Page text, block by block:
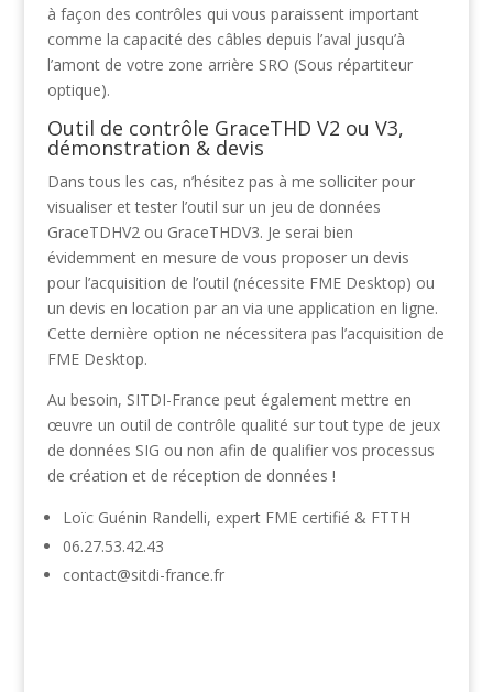
à façon des contrôles qui vous paraissent important
comme la capacité des câbles depuis l’aval jusqu’à
l’amont de votre zone arrière SRO (Sous répartiteur
optique).
Outil de contrôle GraceTHD V2 ou V3,
démonstration & devis
Dans tous les cas, n’hésitez pas à me solliciter pour
visualiser et tester l’outil sur un jeu de données
GraceTDHV2 ou GraceTHDV3. Je serai bien
évidemment en mesure de vous proposer un devis
pour l’acquisition de l’outil (nécessite FME Desktop) ou
un devis en location par an via une application en ligne.
Cette dernière option ne nécessitera pas l’acquisition de
FME Desktop.
Au besoin, SITDI-France peut également mettre en
œuvre un outil de contrôle qualité sur tout type de jeux
de données SIG ou non afin de qualifier vos processus
de création et de réception de données !
Loïc Guénin Randelli, expert FME certifié & FTTH
06.27.53.42.43
contact@sitdi-france.fr